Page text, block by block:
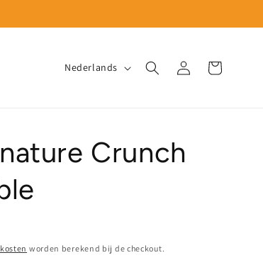
Nederlands InloggenWinkelwagen
Crunch
worden berekend bij de checkout.